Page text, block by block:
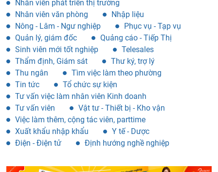
Nhân viên phát triển thị trường
Nhân viên văn phòng
Nhập liệu
Nông - Lâm - Ngư nghiệp
Phục vụ - Tạp vụ
Quản lý, giám đốc
Quảng cáo - Tiếp Thị
Sinh viên mới tốt nghiệp
Telesales
Thẩm định, Giám sát
Thư ký, trợ lý
Thu ngân
Tìm việc làm theo phường
Tin tức
Tổ chức sự kiện
Tư vấn việc làm nhân viên Kinh doanh
Tư vấn viên
Vật tư - Thiết bị - Kho vận
Việc làm thêm, cộng tác viên, parttime
Xuất khẩu nhập khẩu
Y tế - Dược
Điện - Điện tử
Định hướng nghề nghiệp